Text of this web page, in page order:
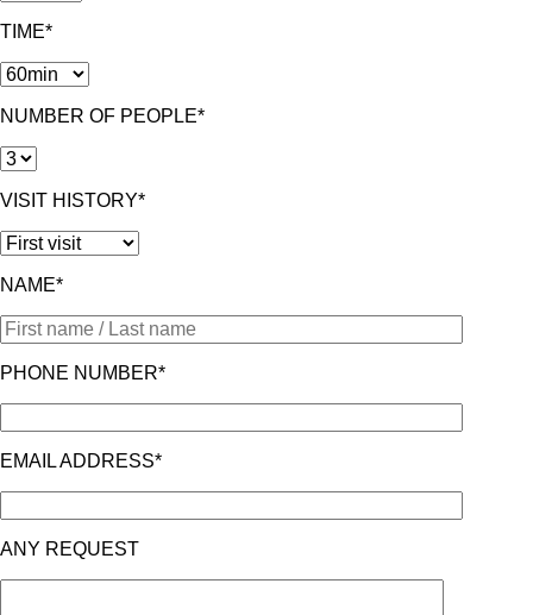
TIME*
NUMBER OF PEOPLE*
VISIT HISTORY*
NAME*
PHONE NUMBER*
EMAIL ADDRESS*
ANY REQUEST